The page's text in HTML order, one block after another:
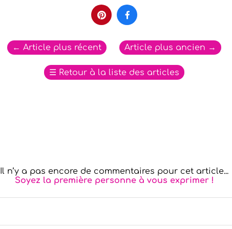
 
← Article plus récent Article plus ancien →
☰ Retour à la liste des articles
Il n’y a pas encore de commentaires pour cet article...
Soyez la première personne à vous exprimer !